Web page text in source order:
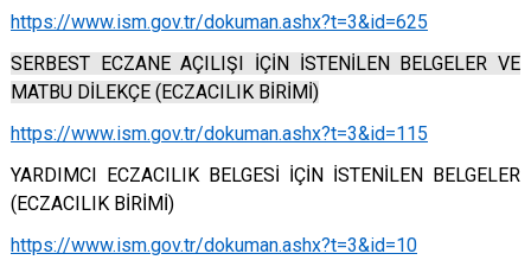
https://www.ism.gov.tr/dokuman.ashx?t=3&id=625
SERBEST ECZANE AÇILIŞI İÇİN İSTENİLEN BELGELER VE
MATBU DİLEKÇE (ECZACILIK BİRİMİ)
https://www.ism.gov.tr/dokuman.ashx?t=3&id=115
YARDIMCI ECZACILIK BELGESİ İÇİN İSTENİLEN BELGELER
(ECZACILIK BİRİMİ)
https://www.ism.gov.tr/dokuman.ashx?t=3&id=10